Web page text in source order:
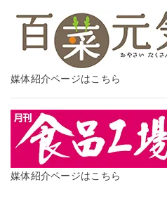
媒体紹介ページはこちら
媒体紹介ページはこちら